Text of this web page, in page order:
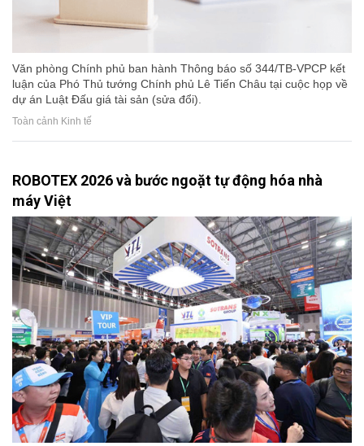
Văn phòng Chính phủ ban hành Thông báo số 344/TB-VPCP kết
luận của Phó Thủ tướng Chính phủ Lê Tiến Châu tại cuộc họp về
dự án Luật Đấu giá tài sản (sửa đổi).
Toàn cảnh Kinh tế
ROBOTEX 2026 và bước ngoặt tự động hóa nhà
máy Việt